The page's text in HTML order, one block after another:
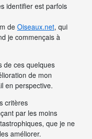
identifier est parfois
de Oiseaux.net, qui
je commençais à
de ces quelques
de mon
en perspective.
critères
par les moins
que je ne
améliorer.